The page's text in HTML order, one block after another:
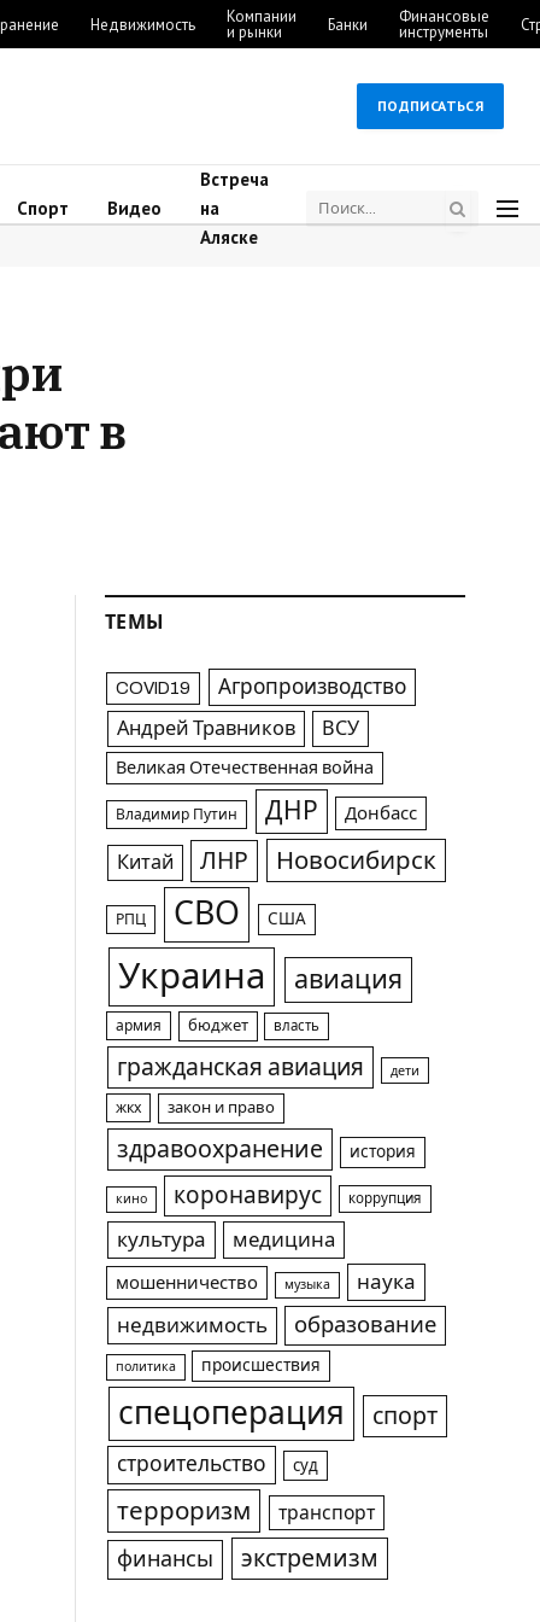
Недвижимость Компании
и рынки Банки Финансовые
инструменты
ПОДПИСАТЬСЯ
Спорт Видео
Встреча
на
Аляске
в
ТЕМЫ
COVID19 Агропроизводство
Андрей Травников ВСУ
Великая Отечественная война
Владимир Путин ДНР Донбасс
Китай ЛНР Новосибирск
РПЦ СВО США
Украина авиация
армия бюджет власть
гражданская авиация дети
жкх закон и право
здравоохранение история
кино коронавирус коррупция
культура медицина
мошенничество музыка
наука
недвижимость
образование
политика происшествия
спецоперация спорт
строительство суд
терроризм транспорт
финансы экстремизм